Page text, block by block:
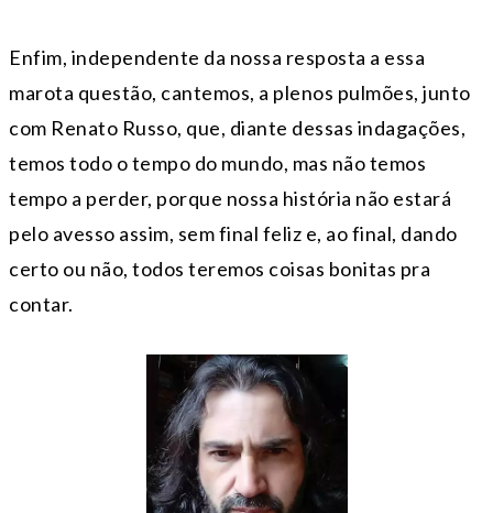
Enfim, independente da nossa resposta a essa
marota questão, cantemos, a plenos pulmões, junto
com Renato Russo, que, diante dessas indagações,
temos todo o tempo do mundo, mas não temos
tempo a perder, porque nossa história não estará
pelo avesso assim, sem final feliz e, ao final, dando
certo ou não, todos teremos coisas bonitas pra
contar.